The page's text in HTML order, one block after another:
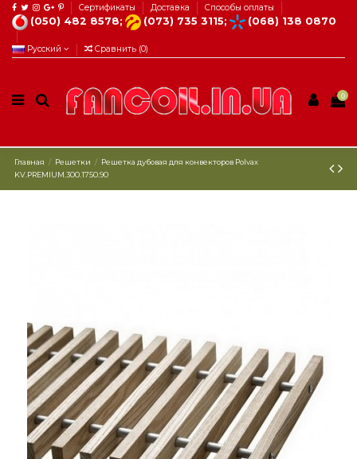
Сертификаты Доставка Способы оплаты
(050) 482 8578; (073) 735 3115; (068) 138 0870
Русский Сравнить (0)
0
Главная Решетки
Решетка дубовая для конвекторов Polvax
KV.PREMIUM.300.1750.90